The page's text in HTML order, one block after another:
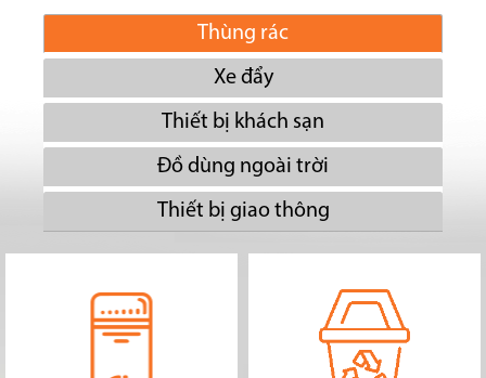
Thùng rác
Xe đẩy
Thiết bị khách sạn
Đồ dùng ngoài trời
Thiết bị giao thông